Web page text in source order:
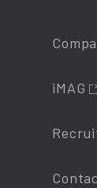
iMAG